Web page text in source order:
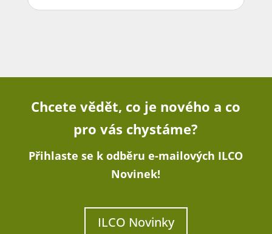
Chcete vědět, co je nového a co
pro vás chystáme?
Přihlaste se k odběru e-mailových ILCO
Novinek!
ILCO Novinky